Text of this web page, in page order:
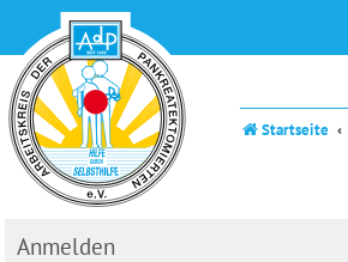
Startseite
Anmelden